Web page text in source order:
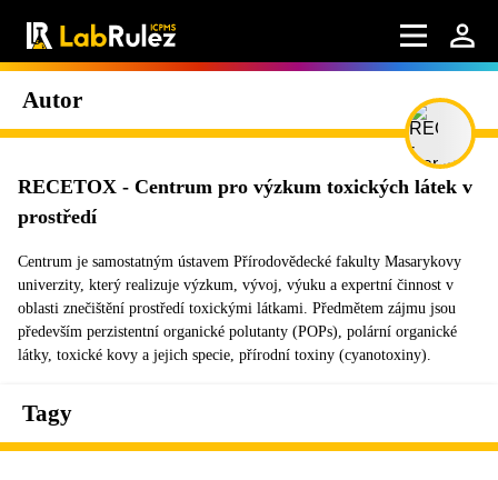
Autor
RECETOX - Centrum pro výzkum toxických látek v
prostředí
Centrum je samostatným ústavem Přírodovědecké fakulty Masarykovy
univerzity, který realizuje výzkum, vývoj, výuku a expertní činnost v
oblasti znečištění prostředí toxickými látkami. Předmětem zájmu jsou
především perzistentní organické polutanty (POPs), polární organické
látky, toxické kovy a jejich specie, přírodní toxiny (cyanotoxiny).
Tagy